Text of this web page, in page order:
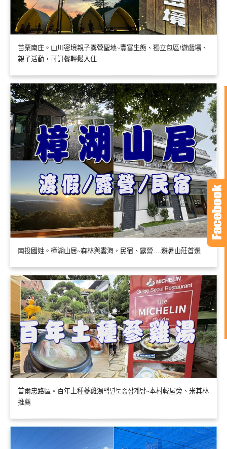
苗栗南庄。山川密境親子露營聖地~豐富生態、獨立包區!遊戲場、
親子活動，可訂餐輕鬆入住
南投國姓。樟湖山居~森林與雲海，民宿、露營….避暑山莊首選
首爾忠路區。百年土種蔘雞湯백년토종삼계탕~本村韓屋旁、米其林
推薦